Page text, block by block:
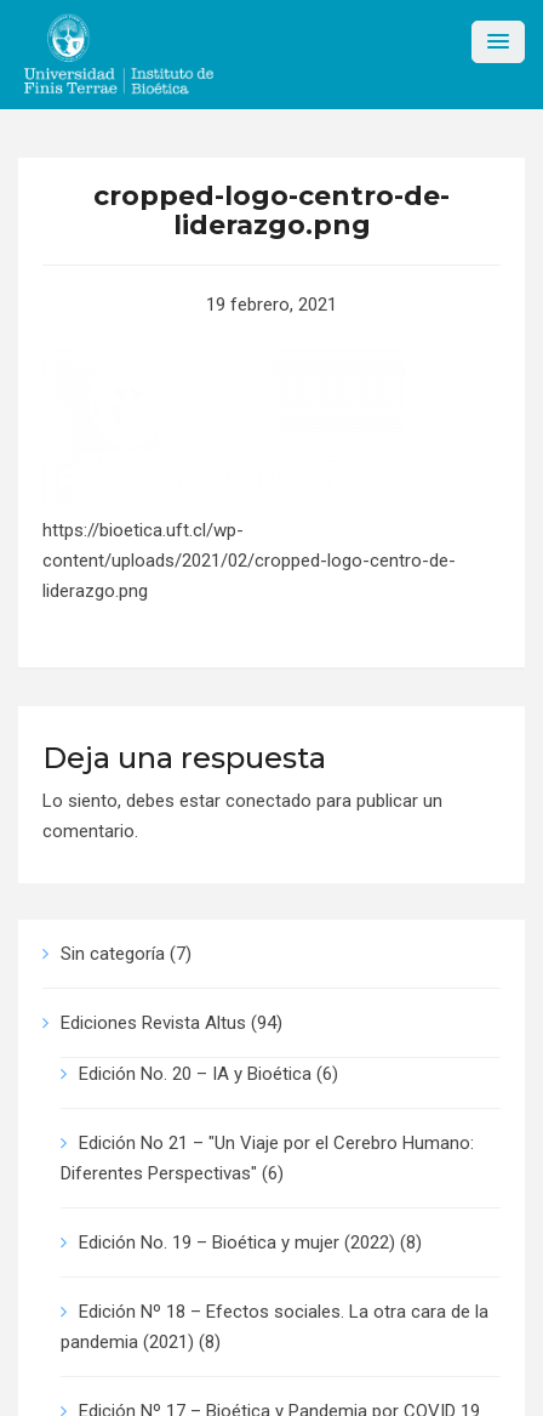
content
cropped-logo-centro-de-
liderazgo.png
19 febrero, 2021
https://bioetica.uft.cl/wp-
content/uploads/2021/02/cropped-logo-centro-de-
liderazgo.png
Deja una respuesta
Lo siento, debes estar conectado para publicar un
comentario.
Sin categoría (7)
Ediciones Revista Altus (94)
Edición No. 20 – IA y Bioética (6)
Edición No 21 – "Un Viaje por el Cerebro Humano:
Diferentes Perspectivas" (6)
Edición No. 19 – Bioética y mujer (2022) (8)
Edición Nº 18 – Efectos sociales. La otra cara de la
pandemia (2021) (8)